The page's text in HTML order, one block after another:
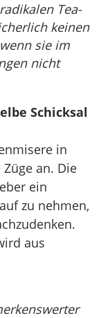
Tea-
keinen
sie im
nicht
Schicksal
in
an. Die
ein
zu nehmen,
aus